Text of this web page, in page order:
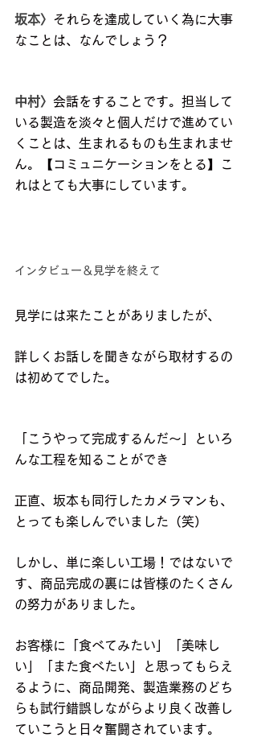
坂本〉 それらを達成していく為に大事
なことは、なんでしょう？
中村〉 会話をすることです。担当して
いる製造を淡々と個人だけで進めてい
くことは、生まれるものも生まれませ
ん。【コミュニケーションをとる】こ
れはとても大事にしています。
インタビュー＆見学を終えて
見学には来たことがありましたが、
詳しくお話しを聞きながら取材するの
は初めてでした。
「こうやって完成するんだ〜」といろ
んな工程を知ることができ
正直、坂本も同行したカメラマンも、
とっても楽しんでいました（笑）
しかし、単に楽しい工場！ではないで
す、商品完成の裏には皆様のたくさん
の努力がありました。
お客様に「食べてみたい」「美味し
い」「また食べたい」と思ってもらえ
るように、商品開発、製造業務のどち
らも試行錯誤しながらより良く改善し
ていこうと日々奮闘されています。